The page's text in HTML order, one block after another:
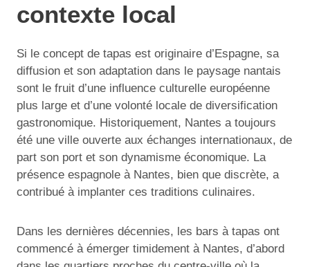
contexte local
Si le concept de tapas est originaire d’Espagne, sa
diffusion et son adaptation dans le paysage nantais
sont le fruit d’une influence culturelle européenne
plus large et d’une volonté locale de diversification
gastronomique. Historiquement, Nantes a toujours
été une ville ouverte aux échanges internationaux, de
part son port et son dynamisme économique. La
présence espagnole à Nantes, bien que discrète, a
contribué à implanter ces traditions culinaires.
Dans les dernières décennies, les bars à tapas ont
commencé à émerger timidement à Nantes, d’abord